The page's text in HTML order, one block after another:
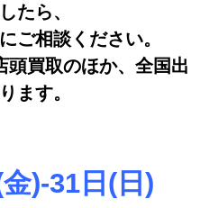
たら、
ご相談ください。
頭買取のほか、全国出
ます。
)-31日(日)